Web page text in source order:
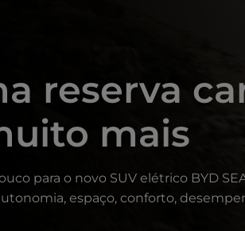
reserva
mais
para o novo SUV elétrico BYD
espaço, conforto,